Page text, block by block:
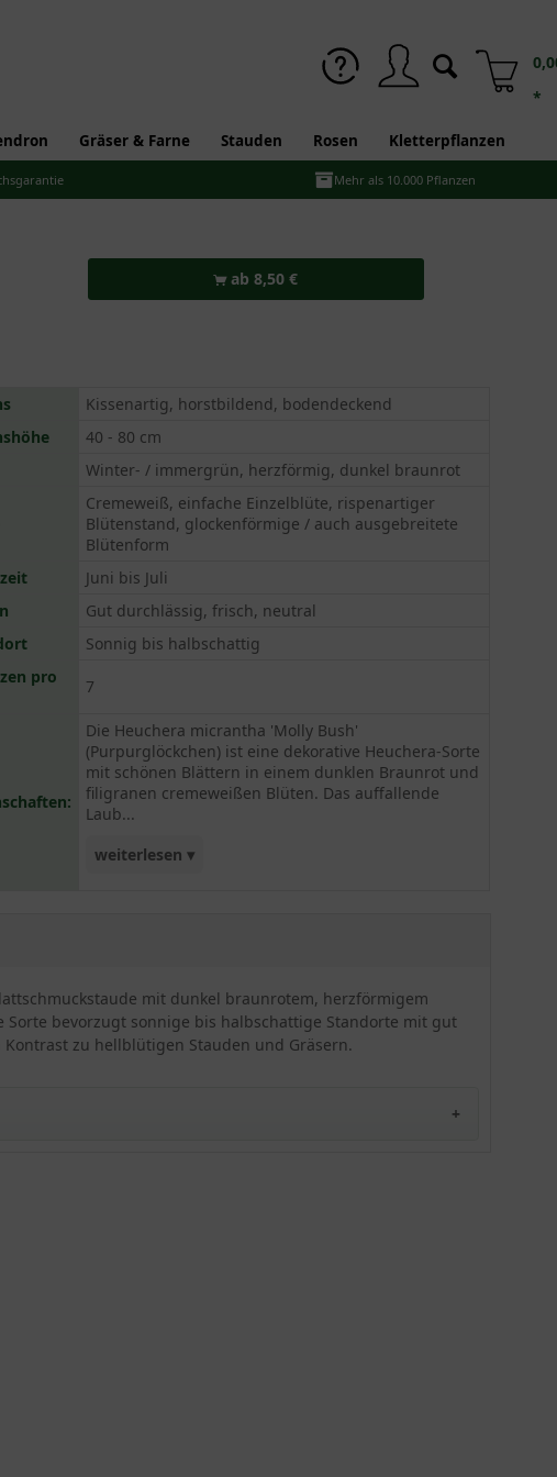
*
Gräser & Farne Stauden Rosen Kletterpflanzen
Mehr als 10.000 Pflanzen
ab 8,50 €
Kissenartig, horstbildend, bodendeckend
40 - 80 cm
Winter- / immergrün, herzförmig, dunkel braunrot
Cremeweiß, einfache Einzelblüte, rispenartiger
Blütenstand, glockenförmige / auch ausgebreitete
Blütenform
Juni bis Juli
Gut durchlässig, frisch, neutral
Sonnig bis halbschattig
pro
7
Die Heuchera micrantha 'Molly Bush'
(Purpurglöckchen) ist eine dekorative Heuchera-Sorte
mit schönen Blättern in einem dunklen Braunrot und
filigranen cremeweißen Blüten. Das auffallende
Laub...
weiterlesen ▾
ihrer tollen Eigenschaften wurde die 'Molly Bush'
in der Staudensichtung mit ausgezeichnet (***)
bewertet. Sie entfaltet sich am besten an sonniger
bis halbschattiger Stelle am Gehölzrand, auf der
mit dunkel braunrotem, herzförmigem
bevorzugt sonnige bis halbschattige Standorte mit gut
zu hellblütigen Stauden und Gräsern.